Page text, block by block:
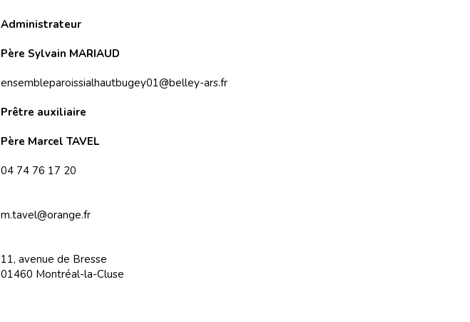
Administrateur
Père Sylvain MARIAUD
ensembleparoissialhautbugey01@belley-ars.fr
Prêtre auxiliaire
Père Marcel TAVEL
04 74 76 17 20
m.tavel@orange.fr
11, avenue de Bresse
01460 Montréal-la-Cluse